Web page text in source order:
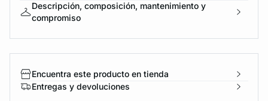
Descripción, composición, mantenimiento y
compromiso
Encuentra este producto en tienda
Entregas y devoluciones